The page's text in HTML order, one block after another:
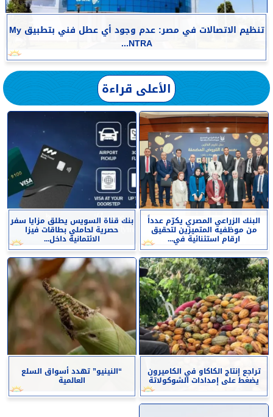
تنظيم الاتصالات في مصر: عدم وجود أي عطل فني بتطبيق My
NTRA...
الأعلى قراءة
البنك الزراعي المصري يكرّم عدداً
من موظفيه المتميزين لتحقيق
ارقام استثنائية في...
بنك قناة السويس يطلق مزايا سفر
حصرية لحاملي بطاقات فيزا
الائتمانية داخل...
تراجع إنتاج الكاكاو في الكاميرون
يضغط على إمدادات الشوكولاتة
“النينيو” تهدد أسواق السلع
العالمية